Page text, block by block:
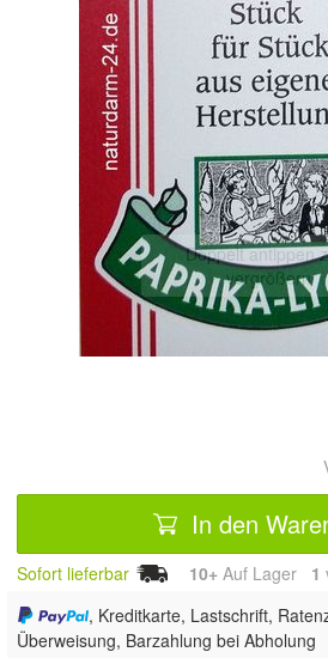
Doppelt antippen
vergrößern
In den
Sofort lieferbar 10+ Auf Lager 1
, Kreditkarte, Lastschrift,
Überweisung, Barzahlung bei Abholung